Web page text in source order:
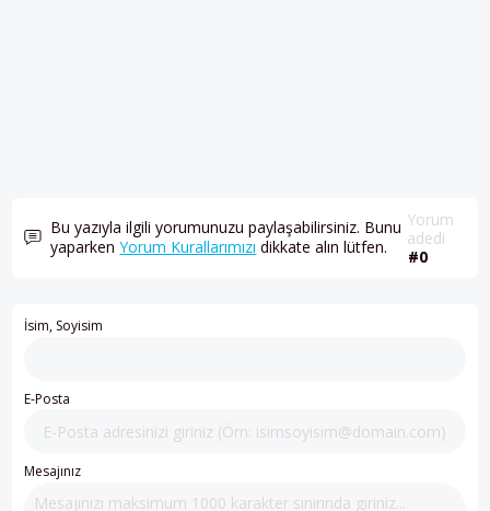
Bu yazıyla ilgili yorumunuzu paylaşabilirsiniz. Bunu
yaparkenYorum Kurallarımızı dikkate alın lütfen.
Yorum
adedi
#0
İsim, Soyisim
E-Posta
Mesajınız